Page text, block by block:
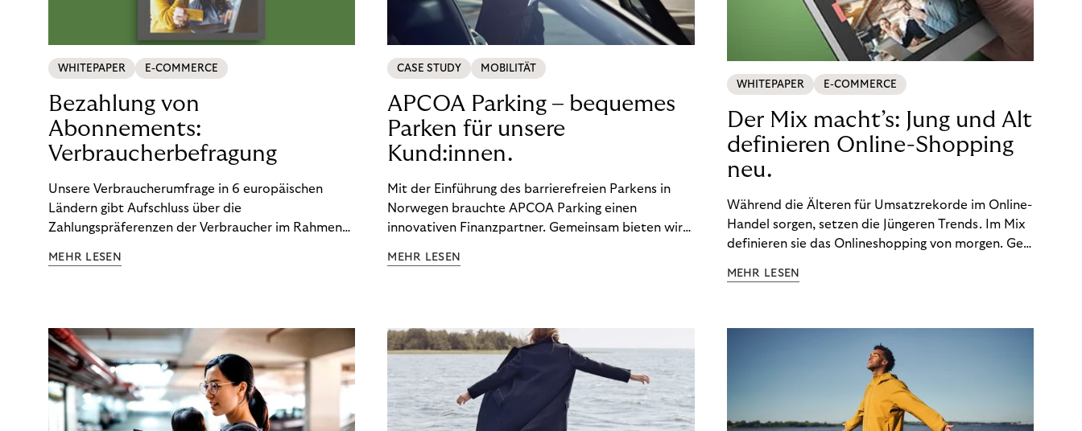
WHITEPAPER E-COMMERCE
Bezahlung von
Abonnements:
Verbraucherbefragung
Unsere Verbraucherumfrage in 6 europäischen
Ländern gibt Aufschluss über die
Zahlungspräferenzen der Verbraucher im Rahmen
Ergebnisse, um zu erfahren, wie Sie
MEHR LESEN
CASE STUDY MOBILITÄT
APCOA Parking – bequemes
Parken für unsere
Kund:innen.
Mit der Einführung des barrierefreien Parkens in
Norwegen brauchte APCOA Parking einen
innovativen Finanzpartner. Gemeinsam bieten wir
Erlebnis.
MEHR LESEN
WHITEPAPER E-COMMERCE
Der Mix macht’s: Jung und Alt
definieren Online-Shopping
neu.
Während die Älteren für Umsatzrekorde im Online-
Handel sorgen, setzen die Jüngeren Trends. Im Mix
definieren sie das Onlineshopping von morgen. Gen
gemeinsame Leidenschaft - allerdings
MEHR LESEN